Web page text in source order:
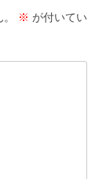
※ が付いてい